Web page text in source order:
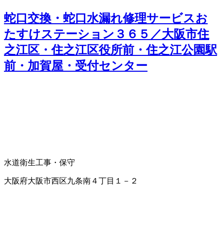
蛇口交換・蛇口水漏れ修理サービスお
たすけステーション３６５／大阪市住
之江区・住之江区役所前・住之江公園駅
前・加賀屋・受付センター
水道衛生工事・保守
大阪府大阪市西区九条南４丁目１－２